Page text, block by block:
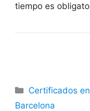
tiempo es
Categorías
Certificados
Barcelona